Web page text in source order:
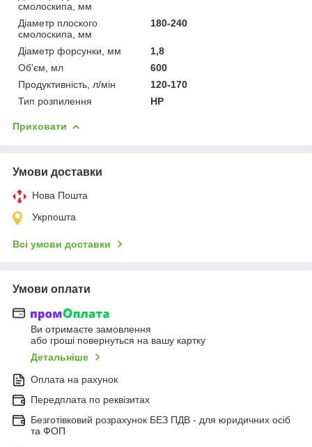
смолоскипа, мм
Діаметр плоского
смолоскипа, мм
180-240
Діаметр форсунки, мм
1,8
Об'єм, мл
600
Продуктивність, л/мін
120-170
Тип розпилення
HP
Приховати
Умови доставки
Нова Пошта
Укрпошта
Всі умови доставки
Умови оплати
Ви отримаєте замовлення
або гроші повернуться на вашу картку
Детальніше
Оплата на рахунок
Передплата по реквізитах
Безготівковий розрахунок БЕЗ ПДВ - для юридичних осіб
та ФОП